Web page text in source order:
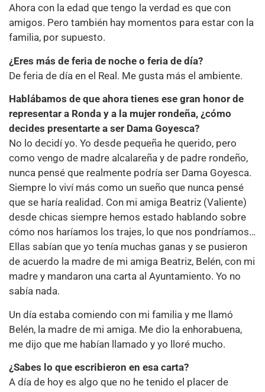
Ahora con la edad que tengo la verdad es que con
amigos. Pero también hay momentos para estar con la
familia, por supuesto.
¿Eres más de feria de noche o feria de día?
De feria de día en el Real. Me gusta más el ambiente.
Hablábamos de que ahora tienes ese gran honor de
representar a Ronda y a la mujer rondeña, ¿cómo
decides presentarte a ser Dama Goyesca?
No lo decidí yo. Yo desde pequeña he querido, pero
como vengo de madre alcalareña y de padre rondeño,
nunca pensé que realmente podría ser Dama Goyesca.
Siempre lo viví más como un sueño que nunca pensé
que se haría realidad. Con mi amiga Beatriz (Valiente)
desde chicas siempre hemos estado hablando sobre
cómo nos haríamos los trajes, lo que nos pondríamos…
Ellas sabían que yo tenía muchas ganas y se pusieron
de acuerdo la madre de mi amiga Beatriz, Belén, con mi
madre y mandaron una carta al Ayuntamiento. Yo no
sabía nada.
Un día estaba comiendo con mi familia y me llamó
Belén, la madre de mi amiga. Me dio la enhorabuena,
me dijo que me habían llamado y yo lloré mucho.
¿Sabes lo que escribieron en esa carta?
A día de hoy es algo que no he tenido el placer de